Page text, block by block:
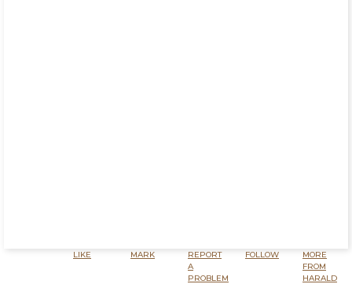
LIKE MARK
REPORT
A
PROBLEM
FOLLOW
MORE
FROM
HARALD